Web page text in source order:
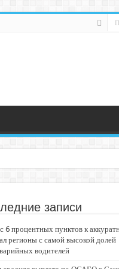
«Движение»
записи
6 процентных пунктов к
регионы с самой высокой долей
водителей